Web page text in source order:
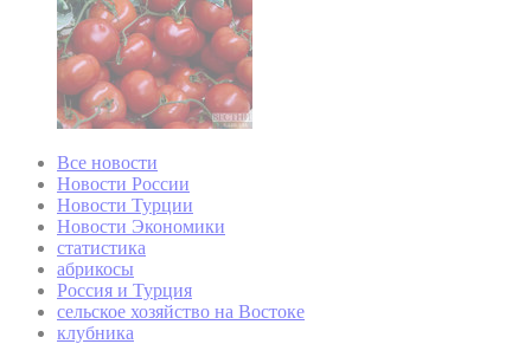
Все новости
Новости России
Новости Турции
Новости Экономики
статистика
абрикосы
Россия и Турция
сельское хозяйство на Востоке
клубника